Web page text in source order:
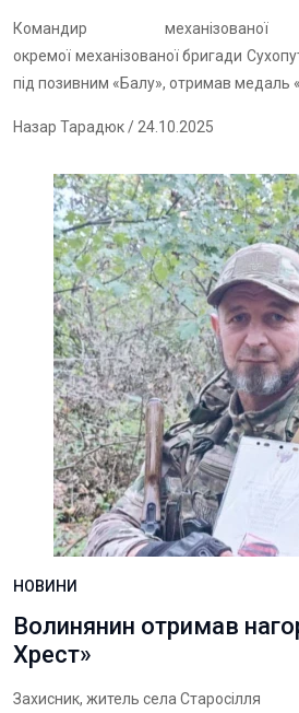
Командир
окремої механізованої бригади
під позивним «Балу», отримав медаль
Назар Тарадюк/ 24.10.2025
НОВИНИ
Волинянин отримав
Хрест»
Захисник, житель села Старосілля